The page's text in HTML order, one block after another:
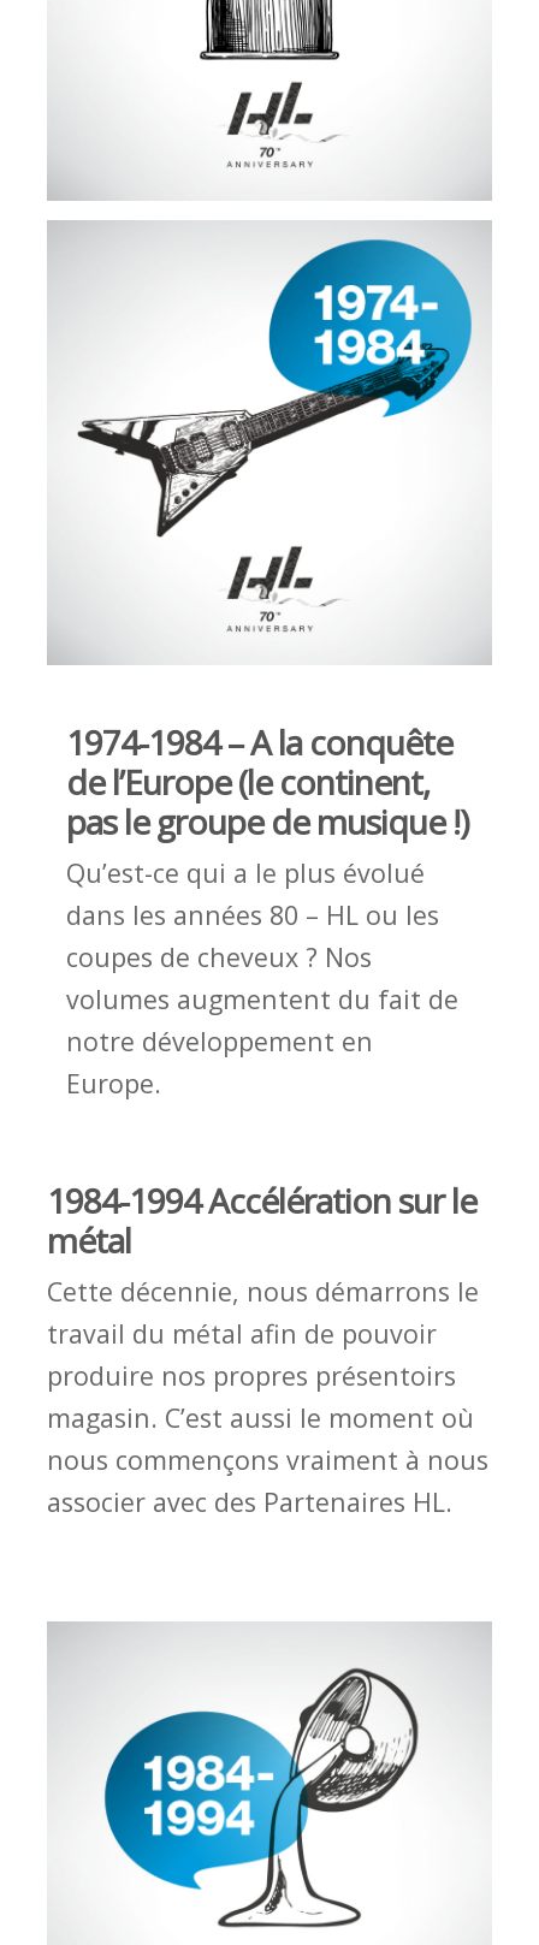
1974-1984 – A la conquête
de l’Europe (le continent,
pas le groupe de musique !)
Qu’est-ce qui a le plus évolué
dans les années 80 – HL ou les
coupes de cheveux ? Nos
volumes augmentent du fait de
notre développement en
Europe.
1984-1994 Accélération sur le
métal
Cette décennie, nous démarrons le
travail du métal afin de pouvoir
produire nos propres présentoirs
magasin. C’est aussi le moment où
nous commençons vraiment à nous
associer avec des Partenaires HL.